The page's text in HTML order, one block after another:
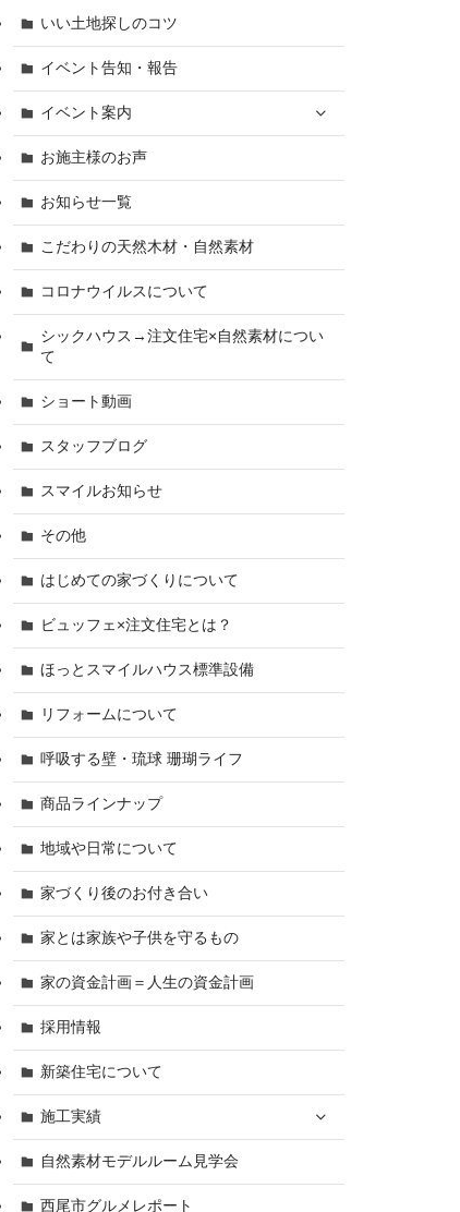
いい土地探しのコツ
イベント告知・報告
イベント案内
お施主様のお声
お知らせ一覧
こだわりの天然木材・自然素材
コロナウイルスについて
シックハウス→注文住宅×自然素材につい
て
ショート動画
スタッフブログ
スマイルお知らせ
その他
はじめての家づくりについて
ビュッフェ×注文住宅とは？
ほっとスマイルハウス標準設備
リフォームについて
呼吸する壁・琉球 珊瑚ライフ
商品ラインナップ
地域や日常について
家づくり後のお付き合い
家とは家族や子供を守るもの
家の資金計画＝人生の資金計画
採用情報
新築住宅について
施工実績
自然素材モデルルーム見学会
西尾市グルメレポート